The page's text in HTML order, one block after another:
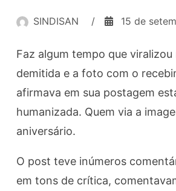
SINDISAN / 15 de
Faz algum tempo que
demitida e a foto com o
afirmava em sua postagem
humanizada. Quem via a
aniversário.
O post teve inúmeros
em tons de crítica,